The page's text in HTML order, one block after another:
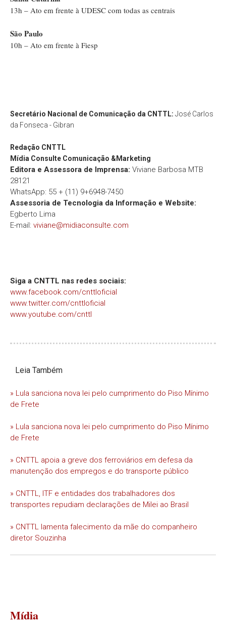
13h – Ato em frente à UDESC com todas as centrais
São Paulo
10h – Ato em frente à Fiesp
Secretário Nacional de Comunicação da CNTTL: José Carlos
da Fonseca - Gibran
Redação CNTTL
Mídia Consulte Comunicação &Marketing
Editora e Assessora de Imprensa: Viviane Barbosa MTB
28121
WhatsApp: 55 + (11) 9+6948-7450
Assessoria de Tecnologia da Informação e Website:
Egberto Lima
E-mail: viviane@midiaconsulte.com
Siga a CNTTL nas redes sociais:
www.facebook.com/cnttloficial
www.twitter.com/cnttloficial
www.youtube.com/cnttl
Leia Também
» Lula sanciona nova lei pelo cumprimento do Piso Mínimo
de Frete
» Lula sanciona nova lei pelo cumprimento do Piso Mínimo
de Frete
» CNTTL apoia a greve dos ferroviários em defesa da
manutenção dos empregos e do transporte público
» CNTTL, ITF e entidades dos trabalhadores dos
transportes repudiam declarações de Milei ao Brasil
» CNTTL lamenta falecimento da mãe do companheiro
diretor Souzinha
Mídia